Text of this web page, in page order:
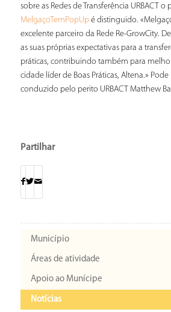
sobre as Redes de Transferência URBACT o
MelgaçoTemPopUpé distinguido.
excelente parceiro da Rede Re-GrowCity.
as suas próprias expectativas para a
práticas, contribuindo também para
cidade líder de Boas Práticas, Altena.»
conduzido pelo perito URBACT Matthew
Partilhar
Município
Áreas de atividade
Apoio ao Munícipe
Notícias